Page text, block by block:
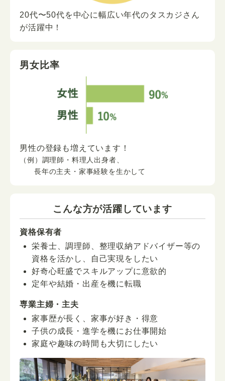
20代〜50代を中心に幅広い年代のタスカジさん
が活躍中！
男女比率
男性の登録も増えています！
（例）調理師・料理人出身者、
長年の主夫・家事経験を生かして
こんな方が活躍しています
資格保有者
栄養士、調理師、整理収納アドバイザー等の
資格を活かし、自己実現をしたい
好奇心旺盛でスキルアップに意欲的
定年や結婚・出産を機に転職
専業主婦・主夫
家事歴が長く、家事が好き・得意
子供の成長・進学を機にお仕事開始
家庭や趣味の時間も大切にしたい